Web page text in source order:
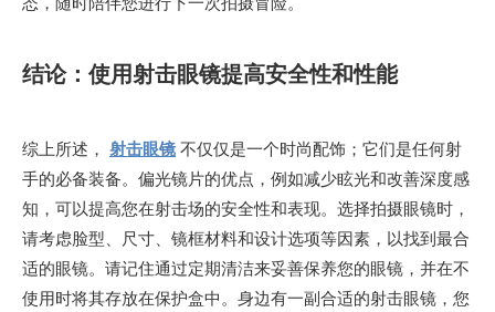
结论：使用射击眼镜提高安全性和性能
综上所述， 射击眼镜 不仅仅是一个时尚配饰；它们是任何射
手的必备装备。偏光镜片的优点，例如减少眩光和改善深度感
知，可以提高您在射击场的安全性和表现。选择拍摄眼镜时，
请考虑脸型、尺寸、镜框材料和设计选项等因素，以找到最合
适的眼镜。请记住通过定期清洁来妥善保养您的眼镜，并在不
使用时将其存放在保护盒中。身边有一副合适的射击眼镜，您